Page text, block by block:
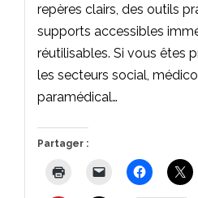
repères clairs, des outils
supports accessibles
réutilisables. Si vous êtes
les secteurs social,
paramédical…
Partager :